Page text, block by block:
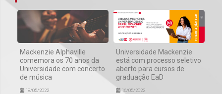
Mackenzie Alphaville
comemora os 70 anos da
Universidade com concerto
de música
18/05/2022
Universidade Mackenzie
está com processo seletivo
aberto para cursos de
graduação EaD
16/05/2022